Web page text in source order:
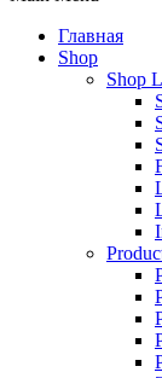
Главная
Shop
Shop